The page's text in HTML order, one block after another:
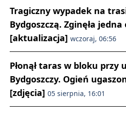
Tragiczny wypadek na
Bydgoszczą. Zginęła jedna
[aktualizacja] wczoraj, 06:56
Płonął taras w bloku przy
Bydgoszczy. Ogień
[zdjęcia] 05 sierpnia, 16:01